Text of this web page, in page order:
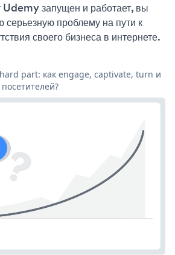
запущен и работает, вы
серьезную проблему на пути к
своего бизнеса в интернете.
part: как engage, captivate, turn и